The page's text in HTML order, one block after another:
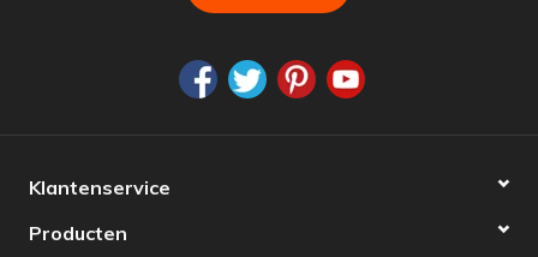
Klantenservice
Producten